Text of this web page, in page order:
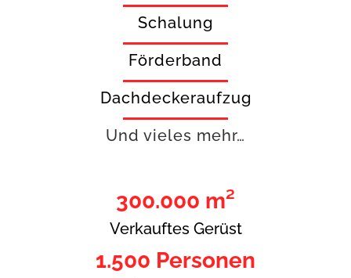
Schalung
Förderband
Dachdeckeraufzug
Und vieles mehr…
300.000 m²
Verkauftes Gerüst
1.500 Personen